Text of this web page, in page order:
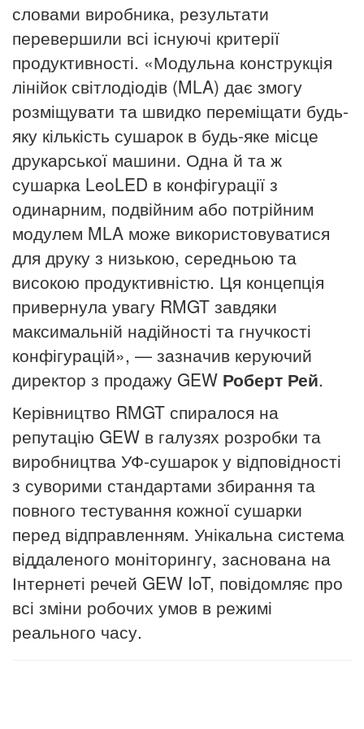
словами виробника, результати
перевершили всі існуючі критерії
продуктивності. «Модульна конструкція
лінійок світлодіодів (MLA) дає змогу
розміщувати та швидко переміщати будь-
яку кількість сушарок в будь-яке місце
друкарської машини. Одна й та ж
сушарка LeoLED в конфігурації з
одинарним, подвійним або потрійним
модулем MLA може використовуватися
для друку з низькою, середньою та
високою продуктивністю. Ця концепція
привернула увагу RMGT завдяки
максимальній надійності та гнучкості
конфігурацій», — зазначив керуючий
директор з продажу GEW Роберт Рей.
Керівництво RMGT спиралося на
репутацію GEW в галузях розробки та
виробництва УФ-сушарок у відповідності
з суворими стандартами збирання та
повного тестування кожної сушарки
перед відправленням. Унікальна система
віддаленого моніторингу, заснована на
Інтернеті речей GEW IoT, повідомляє про
всі зміни робочих умов в режимі
реального часу.